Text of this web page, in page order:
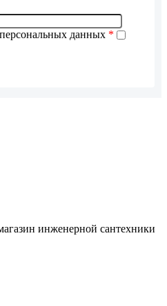
данных *
инженерной сантехники